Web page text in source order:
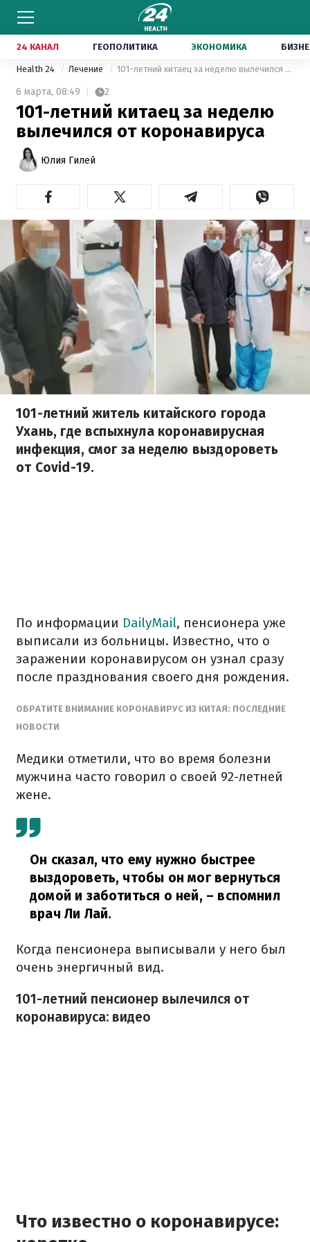
24 КАНАЛ ГЕОПОЛИТИКА ЭКОНОМИКА
Health 24 Лечение 101-летний китаец за неделю вылечился от коронавируса
6 марта, 08:49 2
101-летний китаец за неделю
вылечился от коронавируса
Юлия Гилей
101-летний житель китайского города
Ухань, где вспыхнула коронавирусная
инфекция, смог за неделю выздороветь
от Covid-19.
По информации DailyMail, пенсионера уже
выписали из больницы. Известно, что о
заражении коронавирусом он узнал сразу
после празднования своего дня рождения.
ОБРАТИТЕ ВНИМАНИЕ КОРОНАВИРУС ИЗ КИТАЯ: ПОСЛЕДНИЕ
НОВОСТИ
Медики отметили, что во время болезни
мужчина часто говорил о своей 92-летней
жене.
Он сказал, что ему нужно быстрее
выздороветь, чтобы он мог вернуться
домой и заботиться о ней, – вспомнил
врач Ли Лай.
Когда пенсионера выписывали у него был
очень энергичный вид.
101-летний пенсионер вылечился от
коронавируса: видео
Что известно о коронавирусе: